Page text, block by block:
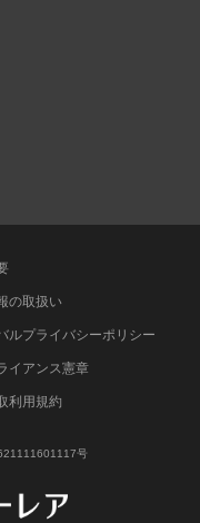
の取扱い
ルプライバシーポリシー
イアンス憲章
利用規約
号